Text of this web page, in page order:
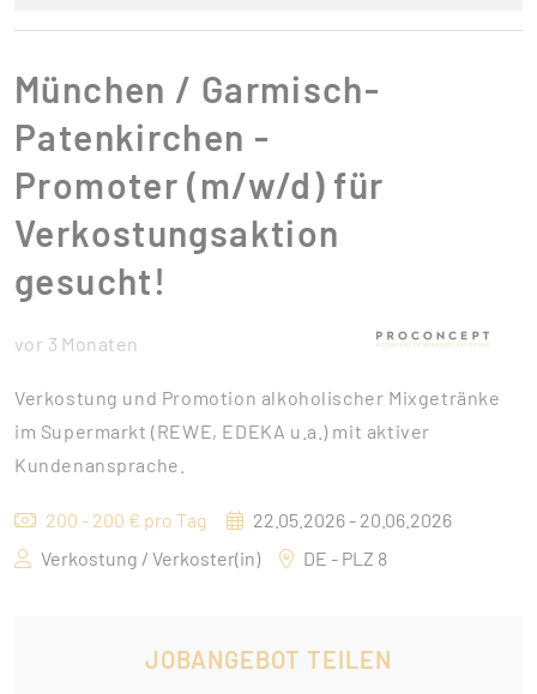
München / Garmisch-
Patenkirchen -
Promoter (m/w/d) für
Verkostungsaktion
gesucht!
vor 3 Monaten
Verkostung und Promotion alkoholischer Mixgetränke
im Supermarkt (REWE, EDEKA u.a.) mit aktiver
Kundenansprache.
200 - 200 € pro Tag
22.05.2026 - 20.06.2026
Verkostung / Verkoster(in)
DE - PLZ 8
JOBANGEBOT TEILEN